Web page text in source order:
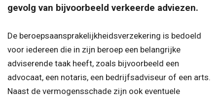
gevolg van bijvoorbeeld verkeerde adviezen.
De beroepsaansprakelijkheidsverzekering is bedoeld
voor iedereen die in zijn beroep een belangrijke
adviserende taak heeft, zoals bijvoorbeeld een
advocaat, een notaris, een bedrijfsadviseur of een arts.
Naast de vermogensschade zijn ook eventuele